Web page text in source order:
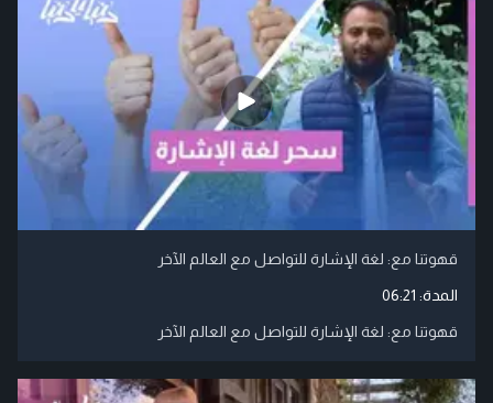
قهوتنا مع: لغة الإشارة للتواصل مع العالم الآخر
المدة: 06:21
قهوتنا مع: لغة الإشارة للتواصل مع العالم الآخر